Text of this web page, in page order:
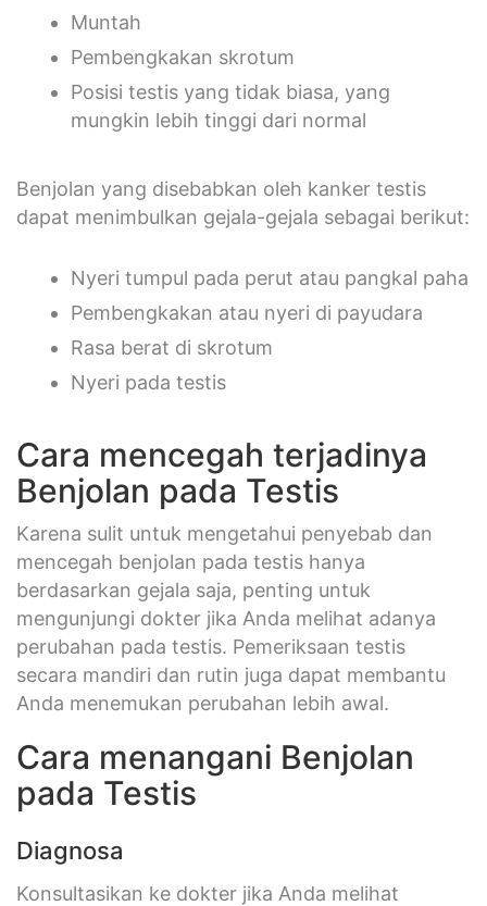
Muntah
Pembengkakan skrotum
Posisi testis yang tidak biasa, yang
mungkin lebih tinggi dari normal
Benjolan yang disebabkan oleh kanker testis
dapat menimbulkan gejala-gejala sebagai berikut:
Nyeri tumpul pada perut atau pangkal paha
Pembengkakan atau nyeri di payudara
Rasa berat di skrotum
Nyeri pada testis
Cara mencegah terjadinya
Benjolan pada Testis
Karena sulit untuk mengetahui penyebab dan
mencegah benjolan pada testis hanya
berdasarkan gejala saja, penting untuk
mengunjungi dokter jika Anda melihat adanya
perubahan pada testis. Pemeriksaan testis
secara mandiri dan rutin juga dapat membantu
Anda menemukan perubahan lebih awal.
Cara menangani Benjolan
pada Testis
Diagnosa
Konsultasikan ke dokter jika Anda melihat